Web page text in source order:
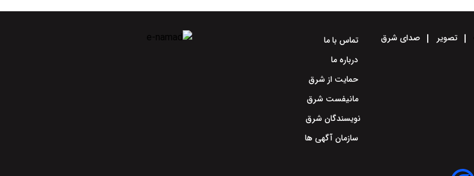
تصویر صدای شرق
تماس با ما
درباره ما
حمایت از شرق
مانیفست شرق
نویسندگان شرق
سازمان آگهی ها